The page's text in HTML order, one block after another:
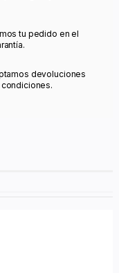
tu pedido en el
devoluciones